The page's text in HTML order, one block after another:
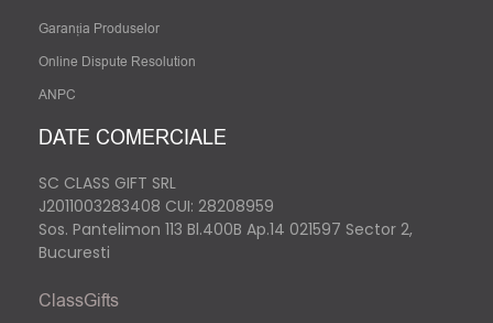
Garanția Produselor
Online Dispute Resolution
ANPC
DATE COMERCIALE
SC CLASS GIFT SRL
J2011003283408 CUI: 28208959
Sos. Pantelimon 113 Bl.400B Ap.14 021597 Sector 2,
Bucuresti
ClassGifts